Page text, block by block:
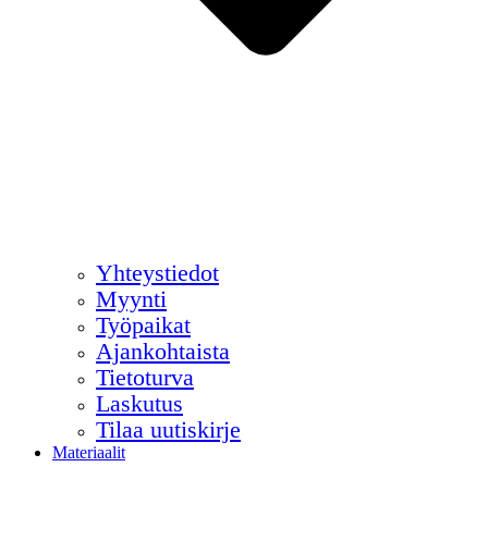
Yhteystiedot
Myynti
Työpaikat
Ajankohtaista
Tietoturva
Laskutus
Tilaa uutiskirje
Materiaalit